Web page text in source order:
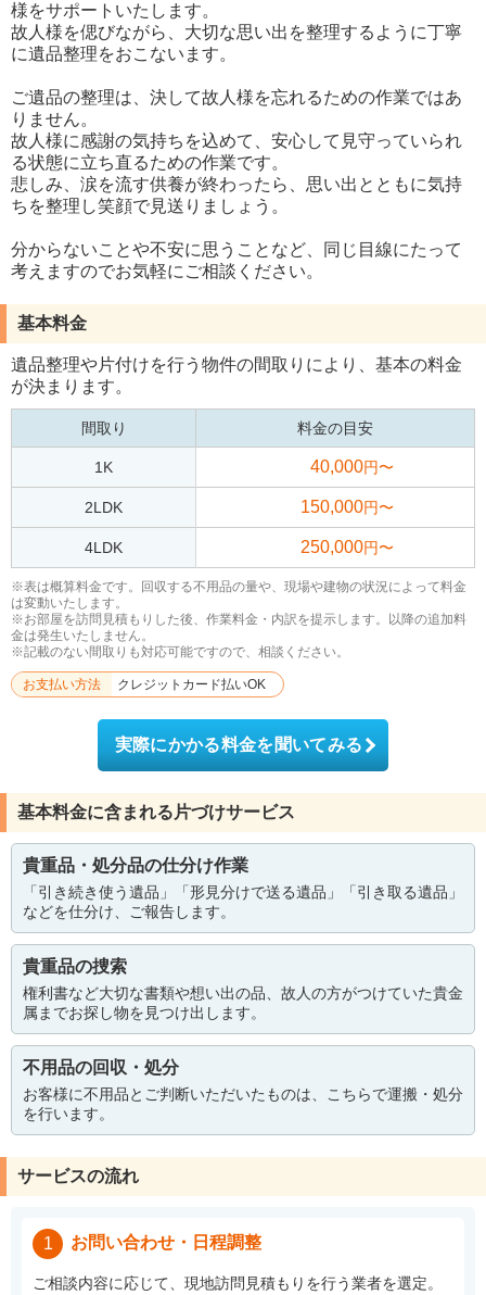
様をサポートいたします。
故人様を偲びながら、大切な思い出を整理するように丁寧
に遺品整理をおこないます。
ご遺品の整理は、決して故人様を忘れるための作業ではあ
りません。
故人様に感謝の気持ちを込めて、安心して見守っていられ
る状態に立ち直るための作業です。
悲しみ、涙を流す供養が終わったら、思い出とともに気持
ちを整理し笑顔で見送りましょう。
分からないことや不安に思うことなど、同じ目線にたって
考えますのでお気軽にご相談ください。
基本料金
遺品整理や片付けを行う物件の間取りにより、基本の料金
が決まります。
間取り 料金の目安
1K 40,000円〜
2LDK 150,000円〜
4LDK 250,000円〜
※表は概算料金です。回収する不用品の量や、現場や建物の状況によって料金
は変動いたします。
※お部屋を訪問見積もりした後、作業料金・内訳を提示します。以降の追加料
金は発生いたしません。
※記載のない間取りも対応可能ですので、相談ください。
お支払い方法 クレジットカード払いOK
実際にかかる料金を聞いてみる
基本料金に含まれる片づけサービス
貴重品・処分品の仕分け作業
「引き続き使う遺品」「形見分けで送る遺品」「引き取る遺品」
などを仕分け、ご報告します。
貴重品の捜索
権利書など大切な書類や想い出の品、故人の方がつけていた貴金
属までお探し物を見つけ出します。
不用品の回収・処分
お客様に不用品とご判断いただいたものは、こちらで運搬・処分
を行います。
サービスの流れ
1 お問い合わせ・日程調整
ご相談内容に応じて、現地訪問見積もりを行う業者を選定。